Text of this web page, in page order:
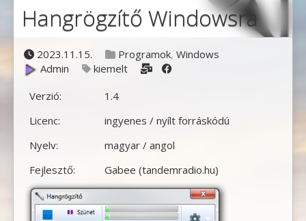
Hangrögzítő Windowsra
Posted on
2023.11.15. Posted in
Programok,Windows
Posted by
Admin Tags:
kiemelt
Verzió:
1.4
Licenc:
ingyenes / nyílt forráskódú
Nyelv:
magyar / angol
Fejlesztő:
Gabee (tandemradio.hu)